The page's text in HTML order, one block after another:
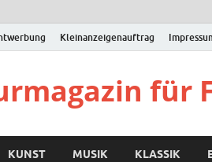
Kleinanzeigenauftrag
für
KUNST MUSIK KLASSIK